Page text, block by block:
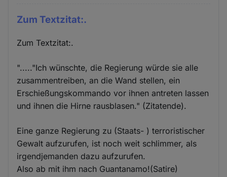
Zum Textzitat:.
Zum Textzitat:.
"....."Ich wünschte, die Regierung würde sie alle
zusammentreiben, an die Wand stellen, ein
Erschießungskommando vor ihnen antreten lassen
und ihnen die Hirne rausblasen." (Zitatende).
Eine ganze Regierung zu (Staats- ) terroristischer
Gewalt aufzurufen, ist noch weit schlimmer, als
irgendjemanden dazu aufzurufen.
Also ab mit ihm nach Guantanamo!(Satire)